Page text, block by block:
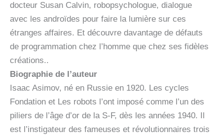
docteur Susan Calvin, robopsychologue, dialogue
avec les androïdes pour faire la lumière sur ces
étranges affaires. Et découvre davantage de défauts
de programmation chez l’homme que chez ses fidèles
créations..
Biographie de l’auteur
Isaac Asimov, né en Russie en 1920. Les cycles
Fondation et Les robots l’ont imposé comme l’un des
piliers de l’âge d’or de la S-F, dès les années 1940. Il
est l’instigateur des fameuses et révolutionnaires trois